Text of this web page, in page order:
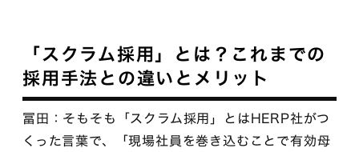
「スクラム採用」とは？これまでの
採用手法との違いとメリット
冨田：そもそも「スクラム採用」とはHERP社がつ
くった言葉で、「現場社員を巻き込むことで有効母